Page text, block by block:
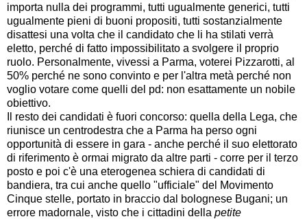
importa nulla dei programmi, tutti ugualmente generici, tutti
ugualmente pieni di buoni propositi, tutti sostanzialmente
disattesi una volta che il candidato che li ha stilati verrà
eletto, perché di fatto impossibilitato a svolgere il proprio
ruolo. Personalmente, vivessi a Parma, voterei Pizzarotti, al
50% perché ne sono convinto e per l'altra metà perché non
voglio votare come quelli del pd: non esattamente un nobile
obiettivo.
Il resto dei candidati è fuori concorso: quella della Lega, che
riunisce un centrodestra che a Parma ha perso ogni
opportunità di essere in gara - anche perché il suo elettorato
di riferimento è ormai migrato da altre parti - corre per il terzo
posto e poi c'è una eterogenea schiera di candidati di
bandiera, tra cui anche quello "ufficiale" del Movimento
Cinque stelle, portato in braccio dal bolognese Bugani; un
errore madornale, visto che i cittadini della petite